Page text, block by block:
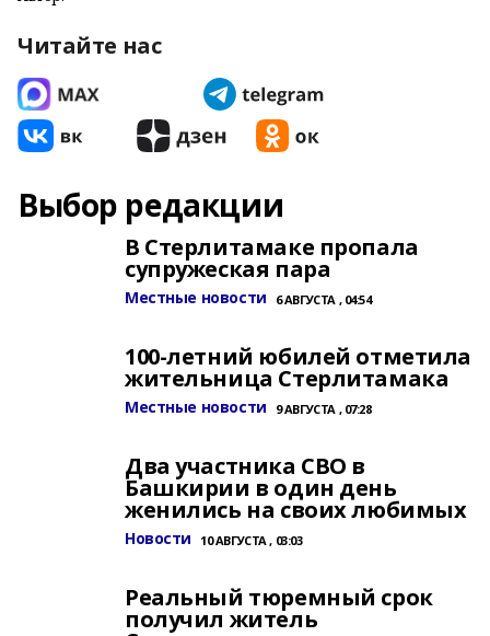
Читайте нас
Выбор редакции
В Стерлитамаке пропала
супружеская пара
Местные новости 6 АВГУСТА , 04:54
100-летний юбилей отметила
жительница Стерлитамака
Местные новости 9 АВГУСТА , 07:28
Два участника СВО в
Башкирии в один день
женились на своих любимых
Новости 10 АВГУСТА , 03:03
Реальный тюремный срок
получил житель